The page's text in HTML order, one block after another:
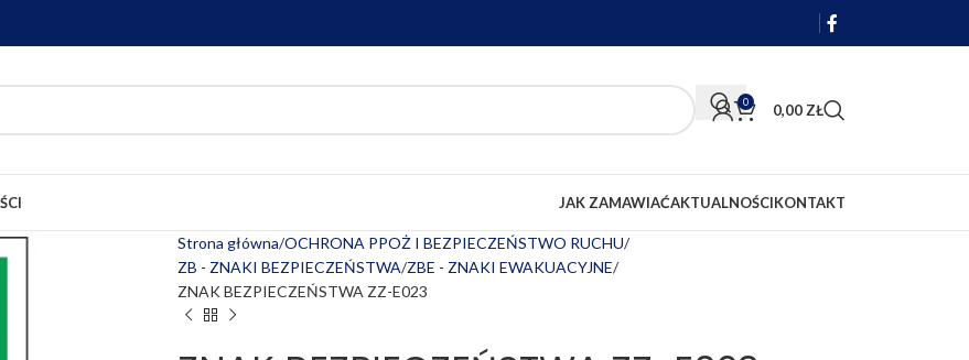
0 0,00 ZŁ
JAK ZAMAWIAĆAKTUALNOŚCIKONTAKT
Strona główna OCHRONA PPOŻ I BEZPIECZEŃSTWO RUCHU
ZB - ZNAKI BEZPIECZEŃSTWA ZBE - ZNAKI EWAKUACYJNE
ZNAK BEZPIECZEŃSTWA ZZ-E023